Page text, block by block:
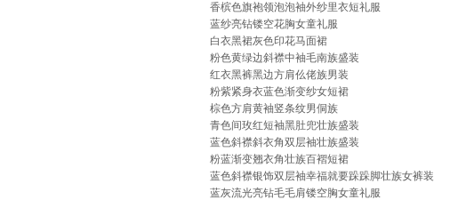
香槟色旗袍领泡泡袖外纱里衣短礼服
蓝纱亮钻镂空花胸女童礼服
白衣黑裙灰色印花马面裙
粉色黄绿边斜襟中袖毛南族盛装
红衣黑裤黑边方肩仫佬族男装
粉紫紧身衣蓝色渐变纱女短裙
棕色方肩黄袖竖条纹男侗族
青色间玫红短袖黑肚兜壮族盛装
蓝色斜襟斜衣角双层袖壮族盛装
粉蓝渐变翘衣角壮族百褶短裙
蓝色斜襟银饰双层袖幸福就要跺跺脚壮族女裤装
蓝灰流光亮钻毛毛肩镂空胸女童礼服